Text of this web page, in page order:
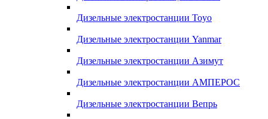
Дизельные электростанции Toyo
Дизельные электростанции Yanmar
Дизельные электростанции Азимут
Дизельные электростанции АМПЕРОС
Дизельные электростанции Вепрь